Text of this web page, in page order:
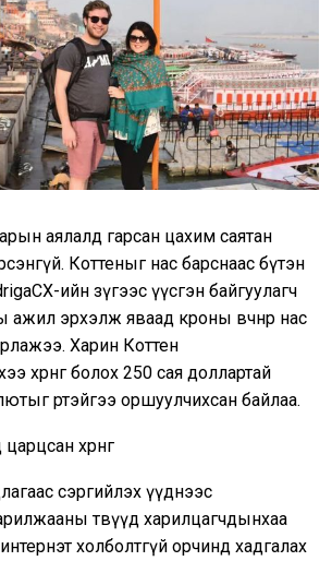
аялалд гарсан цахим саятан
Коттеныг нас барснаас бүтэн
ийн зүгээс үүсгэн байгуулагч
ажил эрхэлж яваад кроны өвчнөөр нас
Харин Коттен
хөрөнгө болох 250 сая доллартай
өөртэйгээ оршуулчихсан байлаа.
хөрөнгө
сэргийлэх үүднээс
төвүүд харилцагчдынхаа
интернэт холболтгүй орчинд хадгалах